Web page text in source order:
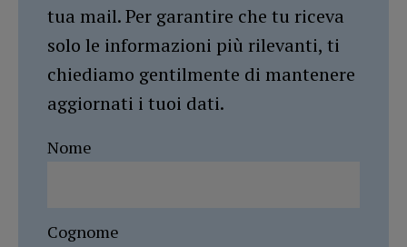
tua mail. Per garantire che tu riceva
solo le informazioni più rilevanti, ti
chiediamo gentilmente di mantenere
aggiornati i tuoi dati.
Nome
Cognome